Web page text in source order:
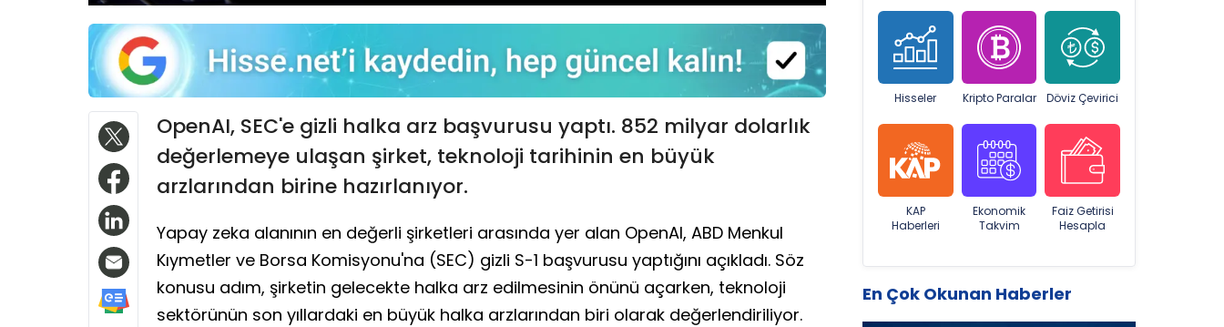
OpenAI, SEC'e gizli halka arz başvurusu yaptı. 852 milyar dolarlık
değerlemeye ulaşan şirket, teknoloji tarihinin en büyük
arzlarından birine hazırlanıyor.
Yapay zeka alanının en değerli şirketleri arasında yer alan OpenAI, ABD Menkul
Kıymetler ve Borsa Komisyonu'na (SEC) gizli S-1 başvurusu yaptığını açıkladı. Söz
konusu adım, şirketin gelecekte halka arz edilmesinin önünü açarken, teknoloji
sektörünün son yıllardaki en büyük halka arzlarından biri olarak değerlendiriliyor.
Hisseler Kripto Paralar Döviz Çevirici
KAP
Haberleri
Ekonomik
Takvim
Faiz Getirisi
Hesapla
En Çok Okunan Haberler